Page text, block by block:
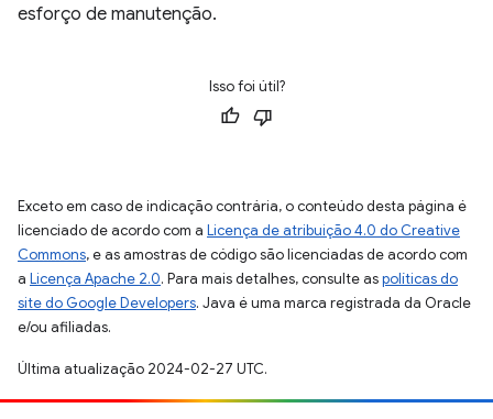
esforço de manutenção.
Isso foi útil?
Exceto em caso de indicação contrária, o conteúdo desta página é
licenciado de acordo com a Licença de atribuição 4.0 do Creative
Commons, e as amostras de código são licenciadas de acordo com
a Licença Apache 2.0. Para mais detalhes, consulte aspolíticas do
site do Google Developers. Java é uma marca registrada da Oracle
e/ou afiliadas.
Última atualização 2024-02-27 UTC.